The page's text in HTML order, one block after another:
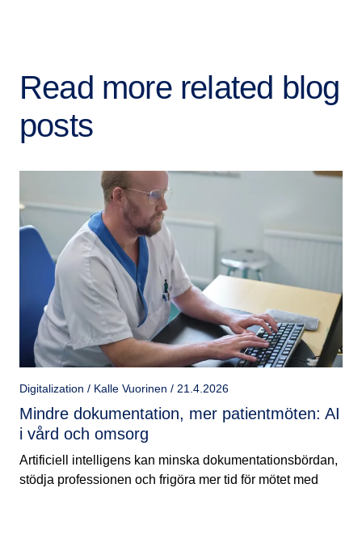
Read more related blog
posts
Digitalization / Kalle Vuorinen / 21.4.2026
Mindre dokumentation, mer patientmöten: AI
i vård och omsorg
Artificiell intelligens kan minska dokumentationsbördan,
stödja professionen och frigöra mer tid för mötet med